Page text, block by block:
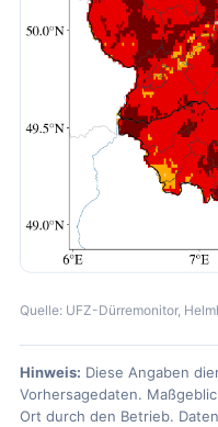
Quelle: UFZ-Dürremonitor,
Hinweis: Diese Angaben
Vorhersagedaten.
Ort durch den Betrieb.